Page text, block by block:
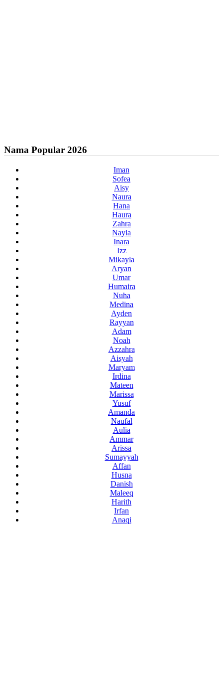
Nama Popular 2026
Iman
Sofea
Aisy
Naura
Hana
Haura
Zahra
Nayla
Inara
Izz
Mikayla
Aryan
Umar
Humaira
Nuha
Medina
Ayden
Rayyan
Adam
Noah
Azzahra
Aisyah
Maryam
Irdina
Mateen
Marissa
Yusuf
Amanda
Naufal
Aulia
Ammar
Arissa
Sumayyah
Affan
Husna
Danish
Maleeq
Harith
Irfan
Anaqi